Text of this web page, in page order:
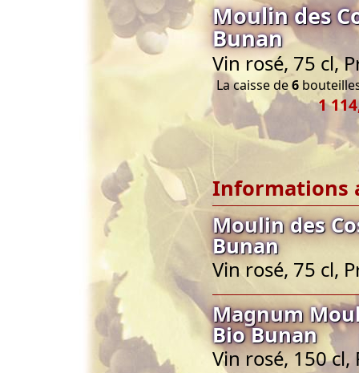
Moulin des
Bunan
Vin rosé, 75 cl,
La caisse de6
1
Informations
Moulin des
Bunan
Vin rosé, 75 cl,
Magnum
Bio Bunan
Vin rosé, 150 cl,